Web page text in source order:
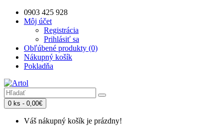
0903 425 928
Môj účet
Registrácia
Prihlásiť sa
Obľúbené produkty (0)
Nákupný košík
Pokladňa
0 ks - 0,00€
Váš nákupný košík je prázdny!